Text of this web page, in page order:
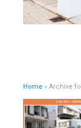
Home » Archive